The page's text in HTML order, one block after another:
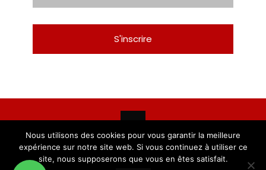
Copyright Vincini Bottier 2019
Nous utilisons des cookies pour vous garantir la meilleure
expérience sur notre site web. Si vous continuez à utiliser ce
site, nous supposerons que vous en êtes satisfait.